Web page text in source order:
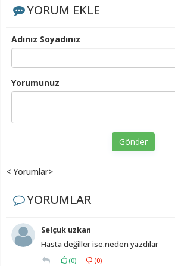
YORUM EKLE
Adınız Soyadınız
Yorumunuz
Gönder
< Yorumlar>
YORUMLAR
Selçuk uzkan
Hasta değiller ise.neden yazdılar
(0) (0)